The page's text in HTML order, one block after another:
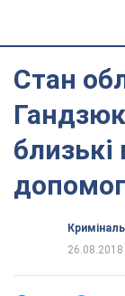
Стан
близькі